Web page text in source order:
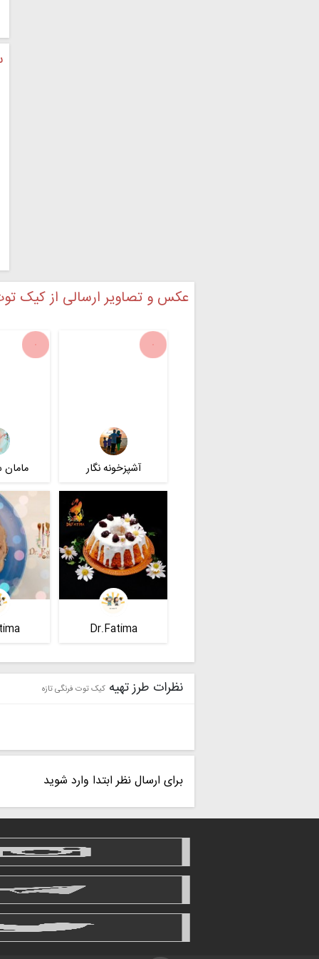
عکس و تصاویر ارسالی از کیک
آشپزخونه نگار مامان
Dr.Fatima
نظرات طرز تهیه کیک توت فرنگی تازه
برای ارسال نظر ابتدا وارد شوید